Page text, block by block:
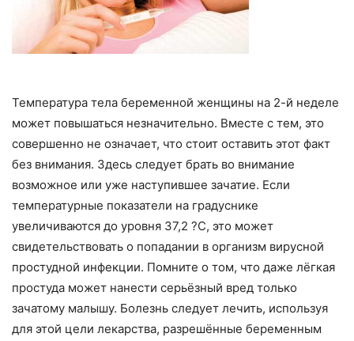
Температура тела беременной женщины на 2-й неделе
может повышаться незначительно. Вместе с тем, это
совершенно не означает, что стоит оставить этот факт
без внимания. Здесь следует брать во внимание
возможное или уже наступившее зачатие. Если
температурные показатели на градуснике
увеличиваются до уровня 37,2 ?C, это может
свидетельствовать о попадании в организм вирусной
простудной инфекции. Помните о том, что даже лёгкая
простуда может нанести серьёзный вред только
зачатому малышу. Болезнь следует лечить, используя
для этой цели лекарства, разрешённые беременным